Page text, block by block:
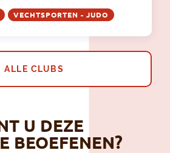
VECHTSPORTEN - JUDO
ALLE CLUBS
U DEZE
BEOEFENEN?